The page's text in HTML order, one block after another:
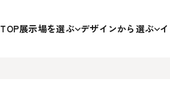
TOP展示場を選ぶ デザインから選ぶ